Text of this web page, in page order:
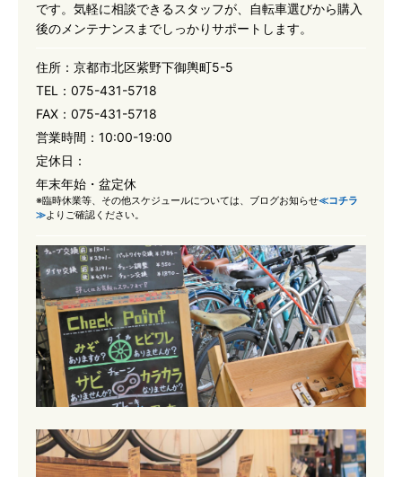
です。気軽に相談できるスタッフが、自転車選びから購入
後のメンテナンスまでしっかりサポートします。
住所： 京都市北区紫野下御輿町5-5
TEL： 075-431-5718
FAX： 075-431-5718
営業時間： 10:00-19:00
定休日：
年末年始・盆定休
※臨時休業等、その他スケジュールについては、ブログお知らせ≪コチラ
≫よりご確認ください。